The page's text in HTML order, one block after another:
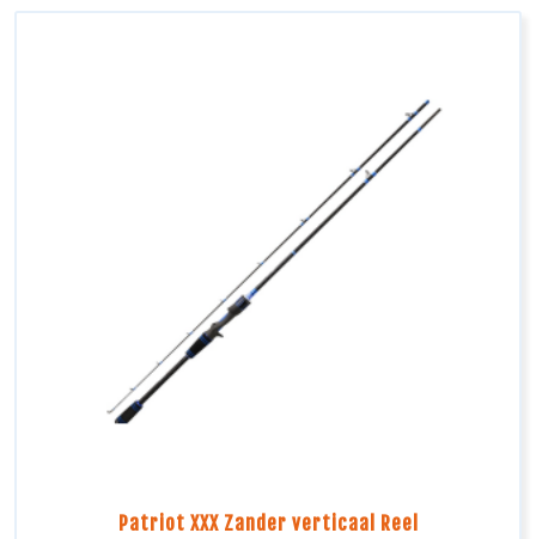
Patriot XXX Zander verticaal Reel